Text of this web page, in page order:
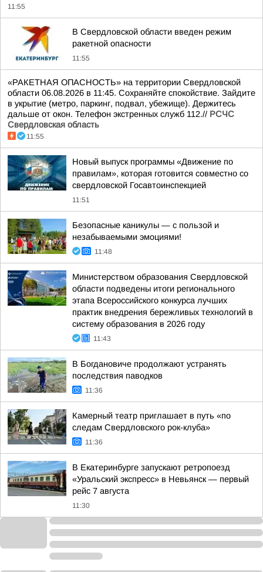
11:55
В Свердловской области введен режим
ракетной опасности
11:55
«РАКЕТНАЯ ОПАСНОСТЬ» на территории Свердловской
области 06.08.2026 в 11:45. Сохраняйте спокойствие. Зайдите
в укрытие (метро, паркинг, подвал, убежище). Держитесь
дальше от окон. Телефон экстренных служб 112.// РСЧС
Свердловская область
11:55
Новый выпуск программы «Движение по
правилам», которая готовится совместно со
свердловской Госавтоинспекцией
11:51
Безопасные каникулы — с пользой и
незабываемыми эмоциями!
11:48
Министерством образования Свердловской
области подведены итоги регионального
этапа Всероссийского конкурса лучших
практик внедрения бережливых технологий в
систему образования в 2026 году
11:43
В Богдановиче продолжают устранять
последствия паводков
11:36
Камерный театр приглашает в путь «по
следам Свердловского рок-клуба»
11:36
В Екатеринбурге запускают ретропоезд
«Уральский экспресс» в Невьянск — первый
рейс 7 августа
11:30